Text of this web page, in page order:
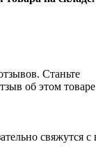
Станьте
об этом
свяжутся с